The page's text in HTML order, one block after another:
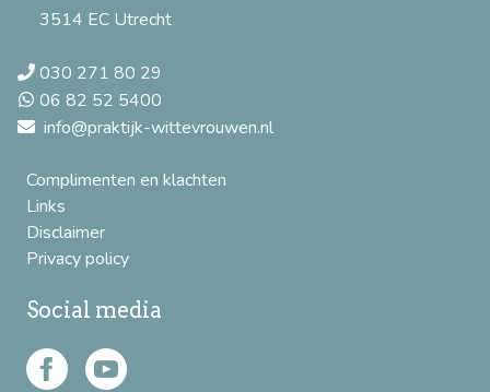
3514 EC Utrecht
030 271 80 29
06 82 52 5400
info@praktijk-wittevrouwen.nl
Complimenten en klachten
Links
Disclaimer
Privacy policy
Social media